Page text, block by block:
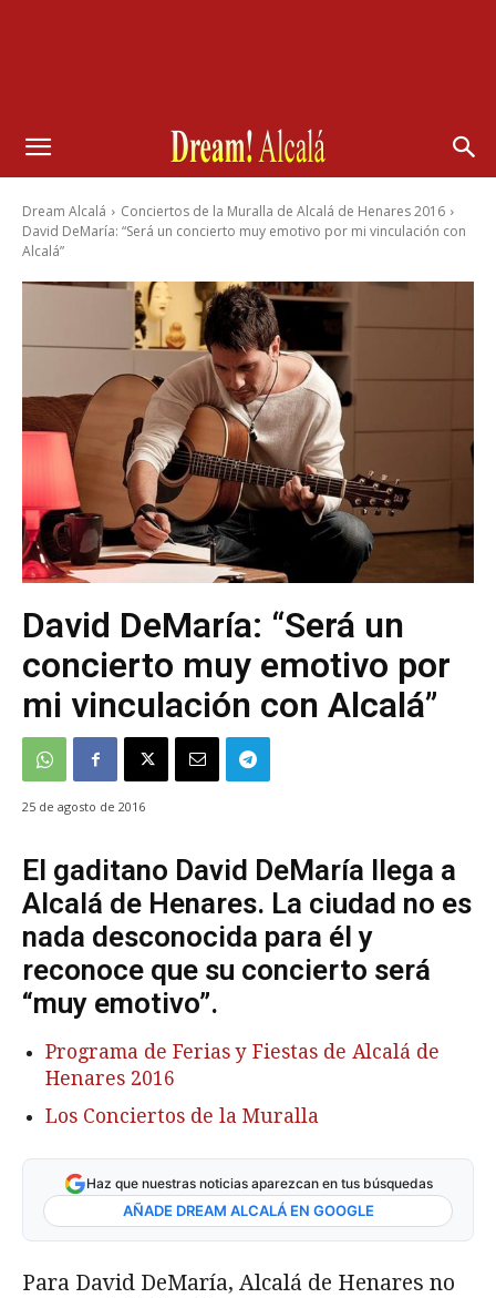
Dream Alcalá
Conciertos de la Muralla de Alcalá de Henares 2016
David DeMaría: “Será un concierto muy emotivo por mi vinculación con
Alcalá”
David DeMaría: “Será un
concierto muy emotivo por
mi vinculación con Alcalá”
25 de agosto de 2016
El gaditano David DeMaría llega a
Alcalá de Henares. La ciudad no es
nada desconocida para él y
reconoce que su concierto será
“muy emotivo”.
Programa de Ferias y Fiestas de Alcalá de
Henares 2016
Los Conciertos de la Muralla
Haz que nuestras noticias aparezcan en tus búsquedas
AÑADE DREAM ALCALÁ EN GOOGLE
Para David DeMaría, Alcalá de Henares no